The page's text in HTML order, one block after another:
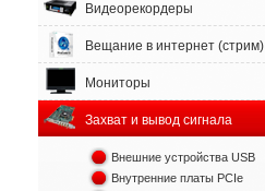
Видеорекордеры
Вещание в интернет (стрим)
Мониторы
Захват и вывод сигнала
Внешние устройства USB
Внутренние платы PCIe